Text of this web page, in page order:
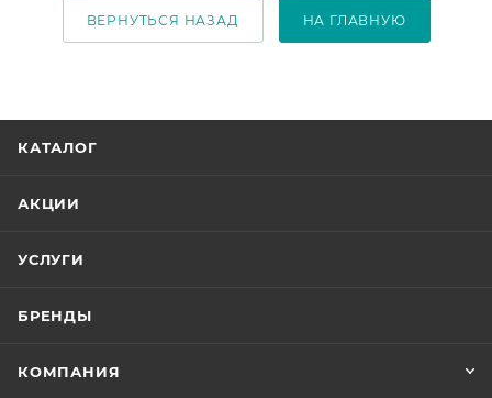
ВЕРНУТЬСЯ НАЗАД НА ГЛАВНУЮ
КАТАЛОГ
АКЦИИ
УСЛУГИ
БРЕНДЫ
КОМПАНИЯ